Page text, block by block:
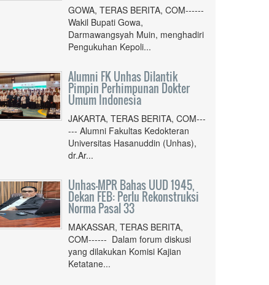
GOWA, TERAS BERITA, COM------
Wakil Bupati Gowa,
Darmawangsyah Muin, menghadiri
Pengukuhan Kepoli...
Alumni FK Unhas Dilantik
Pimpin Perhimpunan Dokter
Umum Indonesia
JAKARTA, TERAS BERITA, COM---
--- Alumni Fakultas Kedokteran
Universitas Hasanuddin (Unhas),
dr.Ar...
Unhas-MPR Bahas UUD 1945,
Dekan FEB: Perlu Rekonstruksi
Norma Pasal 33
MAKASSAR, TERAS BERITA,
COM------ Dalam forum diskusi
yang dilakukan Komisi Kajian
Ketatane...